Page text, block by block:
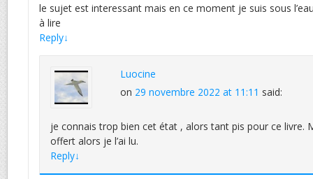
le sujet est interessant mais en ce moment je suis sous
à lire
Reply↓
Luocine
on 29 novembre 2022 at 11:11 said:
je connais trop bien cet état , alors tant pis pour ce livre.
offert alors je l’ai lu.
Reply↓